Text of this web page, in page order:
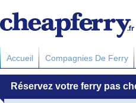
Accueil Compagnies De Ferry